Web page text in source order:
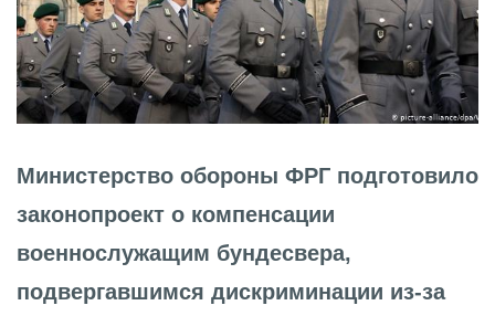
Министерство обороны ФРГ подготовило
законопроект о компенсации
военнослужащим бундесвера,
подвергавшимся дискриминации из-за